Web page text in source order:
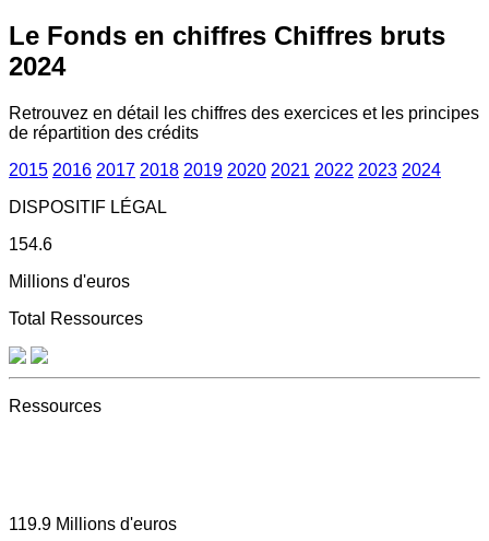
Le Fonds en chiffres Chiffres bruts
2024
Retrouvez en détail les chiffres des exercices et les principes
de répartition des crédits
2015 2016 2017 2018 2019 2020 2021 2022 2023 2024
DISPOSITIF LÉGAL
154.6
Millions d'euros
Total Ressources
Ressources
119.9 Millions d'euros